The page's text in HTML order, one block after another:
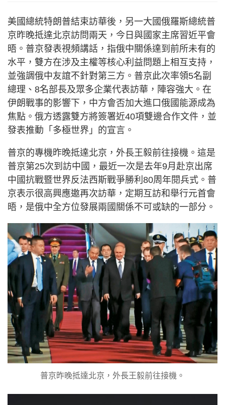
美國總統特朗普結束訪華後，另一大國俄羅斯總統普
京昨晚抵達北京訪問兩天，今日與國家主席習近平會
晤。普京發表視頻講話，指俄中關係達到前所未有的
水平，雙方在涉及主權等核心利益問題上相互支持，
並強調俄中友誼不針對第三方。普京此次率領5名副
總理、8名部長及眾多企業代表訪華，陣容強大。在
伊朗戰事的影響下，中方會否加大進口俄國能源成為
焦點。俄方透露雙方將簽署近40項雙邊合作文件，並
發表推動「多極世界」的宣言。
普京的專機昨晚抵達北京，外長王毅前往接機。這是
普京第25次到訪中國，最近一次是去年9月赴京出席
中國抗戰暨世界反法西斯戰爭勝利80周年閱兵式。普
京表示很高興應邀再次訪華，定期互訪和舉行元首會
晤，是俄中全方位發展兩國關係不可或缺的一部分。
普京昨晚抵達北京，外長王毅前往接機。